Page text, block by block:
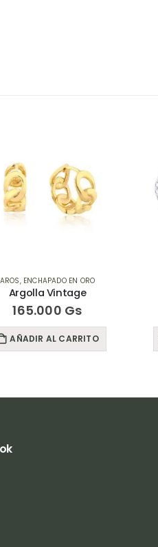
AROS, ENCHAPADO EN ORO
Argolla Vintage
165.000 Gs
AÑADIR AL CARRITO